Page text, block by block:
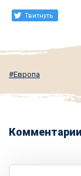
Твитнуть
Европа
Комментарии